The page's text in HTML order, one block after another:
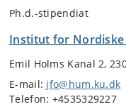
Ph.d.-stipendiat
Institut for Nordiske
Emil Holms Kanal 2,
E-mail: jfo@hum.ku.dk
Telefon: +4535329227